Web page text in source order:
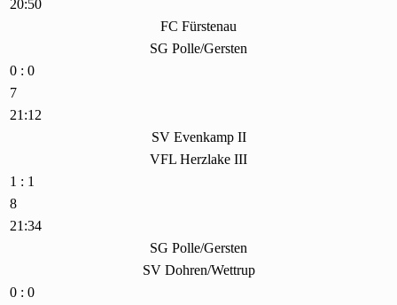
20:50
FC Fürstenau
SG Polle/Gersten
0 : 0
7
21:12
SV Evenkamp II
VFL Herzlake III
1 : 1
8
21:34
SG Polle/Gersten
SV Dohren/Wettrup
0 : 0